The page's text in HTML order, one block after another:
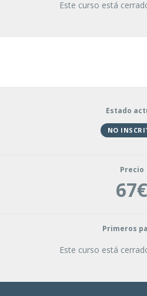
Este curso está
Estado
NO
Precio
67€
Primeros
Este curso está